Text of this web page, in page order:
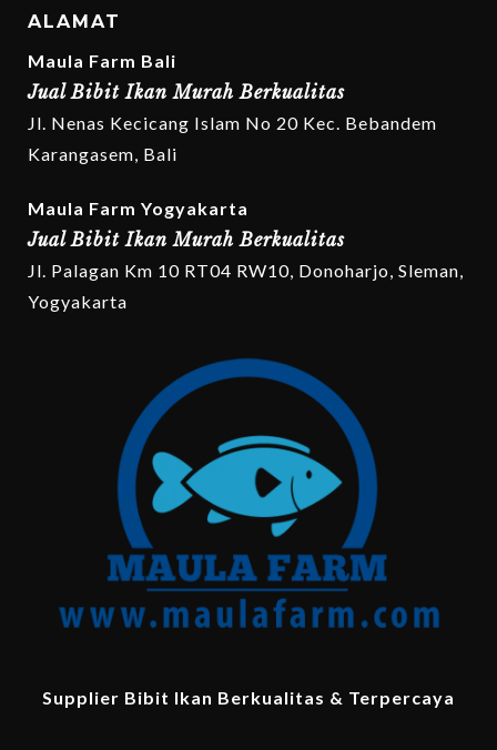
ALAMAT
Maula Farm Bali
Jual Bibit Ikan Murah Berkualitas
Jl. Nenas Kecicang Islam No 20 Kec. Bebandem
Karangasem, Bali
Maula Farm Yogyakarta
Jual Bibit Ikan Murah Berkualitas
Jl. Palagan Km 10 RT04 RW10, Donoharjo, Sleman,
Yogyakarta
Supplier Bibit Ikan Berkualitas & Terpercaya